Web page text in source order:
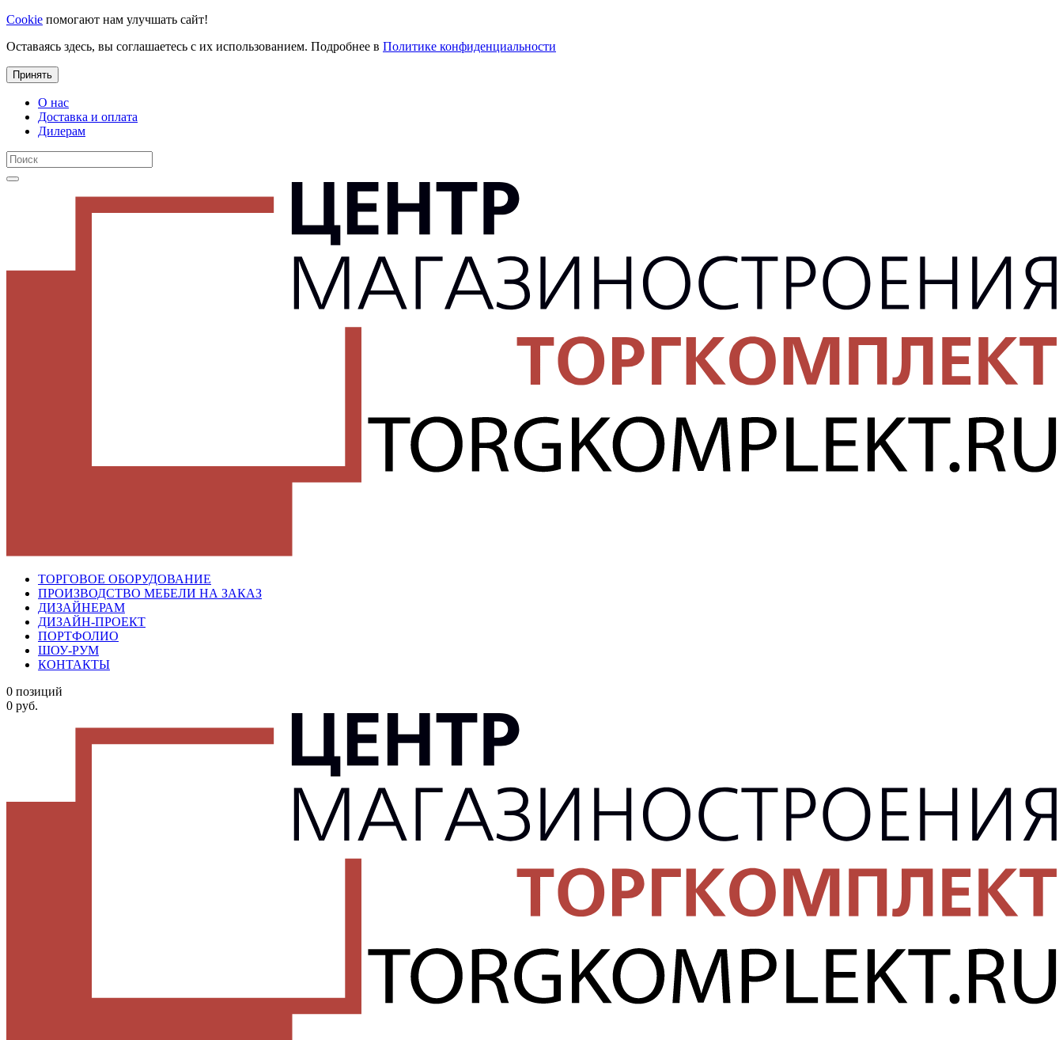
Cookie помогают нам улучшать сайт!
Оставаясь здесь, вы соглашаетесь с их использованием. Подробнее в Политике конфиденциальности
Принять
О нас
Доставка и оплата
Дилерам
ТОРГОВОЕ ОБОРУДОВАНИЕ
ПРОИЗВОДСТВО МЕБЕЛИ НА ЗАКАЗ
ДИЗАЙНЕРАМ
ДИЗАЙН-ПРОЕКТ
ПОРТФОЛИО
ШОУ-РУМ
КОНТАКТЫ
0 позиций
0 руб.